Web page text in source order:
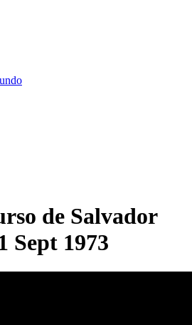
de Salvador
Sept 1973